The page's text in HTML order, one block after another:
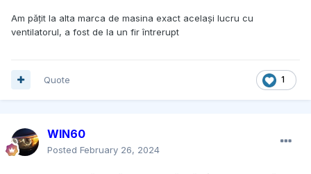
Am pățit la alta marca de masina exact același lucru cu
ventilatorul, a fost de la un fir întrerupt
1
Quote
WIN60
Posted February 26, 2024